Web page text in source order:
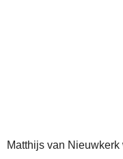
Matthijs van